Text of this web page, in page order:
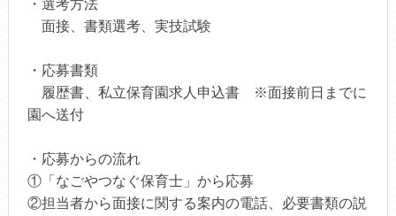
・選考方法
面接、書類選考、実技試験
・応募書類
履歴書、私立保育園求人申込書 ※面接前日までに
園へ送付
・応募からの流れ
①「なごやつなぐ保育士」から応募
②担当者から面接に関する案内の電話、必要書類の説